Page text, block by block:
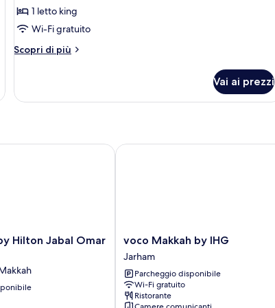
letto
king
1 letto king
Wi-Fi gratuito
Scopri di più
Altri
1
Vai ai prezzi
Hilton Jabal Omar
Jabal Omar Makkah
voco
Makkah
by
IHG
Jarham
voco Makkah by IHG
Jarham
Parcheggio disponibile
Wi-Fi gratuito
Ristorante
voco Makkah by IHG